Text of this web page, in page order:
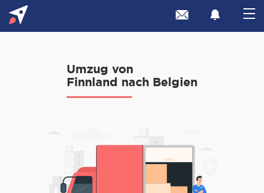
Umzug von
Finnland nach Belgien